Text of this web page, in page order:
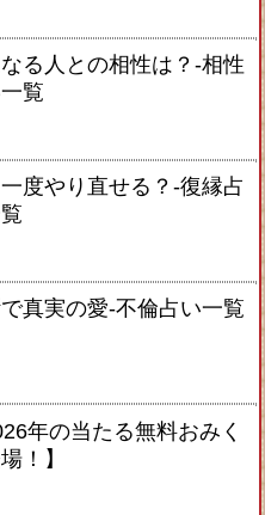
る人との相性は？-相性
覧
度やり直せる？-復縁占
真実の愛-不倫占い一覧
年の当たる無料おみく
！】